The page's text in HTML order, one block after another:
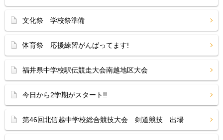
文化祭 学校祭準備
体育祭 応援練習がんばってます!
福井県中学校駅伝競走大会南越地区大会
今日から2学期がスタート!!
第46回北信越中学校総合競技大会 剣道競技 出場